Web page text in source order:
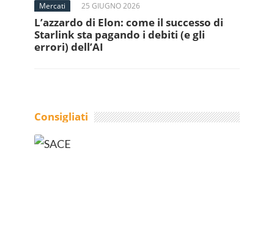
Mercati 25 GIUGNO 2026
L’azzardo di Elon: come il successo di
Starlink sta pagando i debiti (e gli
errori) dell’AI
Consigliati